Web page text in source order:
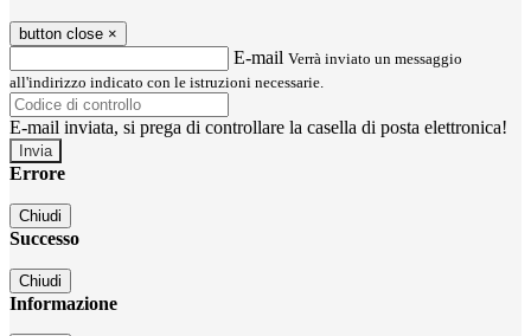
button close ×
E-mail Verrà inviato un messaggio
all'indirizzo indicato con le istruzioni necessarie.
E-mail inviata, si prega di controllare la casella di posta elettronica!
Errore
Chiudi
Successo
Chiudi
Informazione